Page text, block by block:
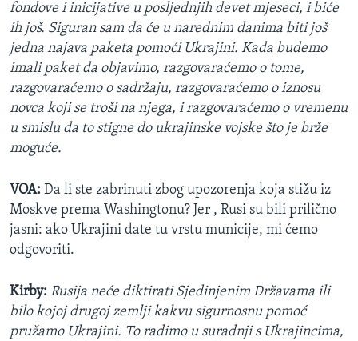
fondove i inicijative u posljednjih devet mjeseci, i biće
ih još. Siguran sam da će u narednim danima biti još
jedna najava paketa pomoći Ukrajini. Kada budemo
imali paket da objavimo, razgovaraćemo o tome,
razgovaraćemo o sadržaju, razgovaraćemo o iznosu
novca koji se troši na njega, i razgovaraćemo o vremenu
u smislu da to stigne do ukrajinske vojske što je brže
moguće.
VOA: Da li ste zabrinuti zbog upozorenja koja stižu iz
Moskve prema Washingtonu? Jer , Rusi su bili prilično
jasni: ako Ukrajini date tu vrstu municije, mi ćemo
odgovoriti.
Kirby: Rusija neće diktirati Sjedinjenim Državama ili
bilo kojoj drugoj zemlji kakvu sigurnosnu pomoć
pružamo Ukrajini. To radimo u suradnji s Ukrajincima,